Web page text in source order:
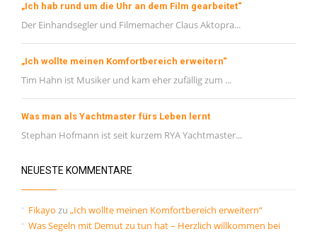
Mai 2020
META
Anmelden
Eintrags-Feed
„Ich hab rund um die Uhr an dem Film gearbeitet“
Der Einhandsegler und Filmemacher Claus Aktopra...
„Ich wollte meinen Komfortbereich erweitern“
Tim Hahn ist Musiker und kam eher zufällig zum ...
Was man als Yachtmaster fürs Leben lernt
Stephan Hofmann ist seit kurzem RYA Yachtmaster...
NEUESTE KOMMENTARE
Fikayo zu „Ich wollte meinen Komfortbereich erweitern“
Was Segeln mit Demut zu tun hat – Herzlich willkommen bei